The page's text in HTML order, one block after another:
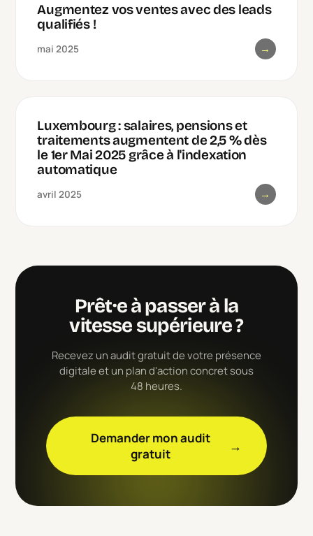
Augmentez vos ventes avec des leads
qualifiés !
mai 2025 →
Luxembourg : salaires, pensions et
traitements augmentent de 2,5 % dès
le 1er Mai 2025 grâce à l'indexation
automatique
avril 2025 →
Prêt·e à passer à la
vitesse supérieure ?
Recevez un audit gratuit de votre présence
digitale et un plan d'action concret sous
48 heures.
Demander mon audit
gratuit
→